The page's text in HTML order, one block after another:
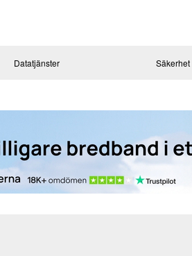
Datatjänster Säkerhet